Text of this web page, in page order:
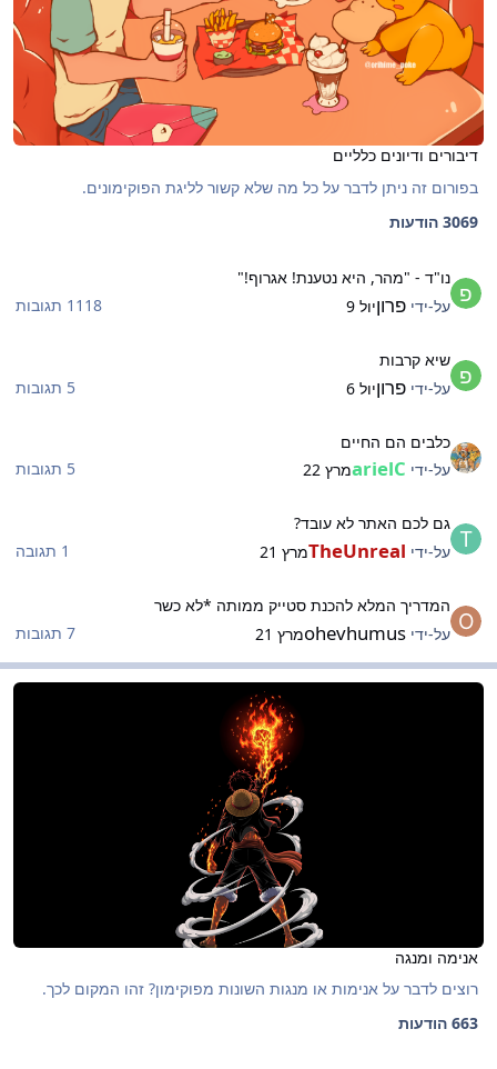
דיבורים ודיונים כלליים
בפורום זה ניתן לדבר על כל מה שלא קשור לליגת הפוקימונים.
3069 הודעות
נו"ד - "מהר, היא נטענת! אגרוף!"
על-ידי פרוןיול 9
1118 תגובות
שיא קרבות
על-ידי פרוןיול 6
5 תגובות
כלבים הם החיים
על-ידי arielCמרץ 22
5 תגובות
גם לכם האתר לא עובד?
על-ידי TheUnrealמרץ 21
1 תגובה
המדריך המלא להכנת סטייק ממותה *לא כשר
על-ידי ohevhumusמרץ 21 7 תגובות
אנימה ומנגה
אנימה ומנגה
אנימה ומנגה
רוצים לדבר על אנימות או מנגות השונות מפוקימון? זהו המקום לכך.
663 הודעות